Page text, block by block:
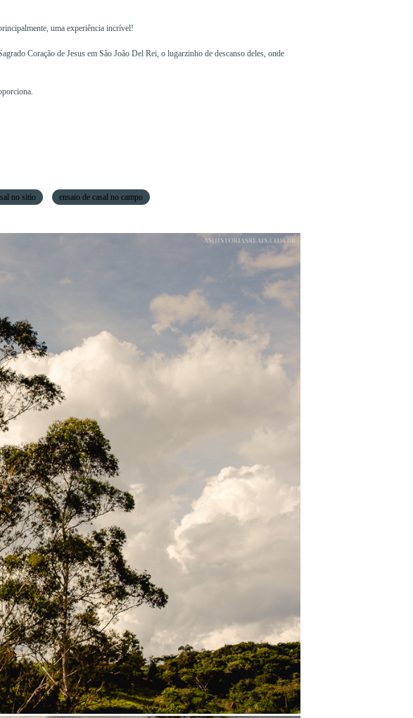
uma experiência incrível!
Coração de Jesus em São João Del Rei, o lugarzinho de descanso deles, onde
no sitio ensaio de casal no campo